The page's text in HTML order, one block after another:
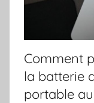
Comment
la batterie
portable